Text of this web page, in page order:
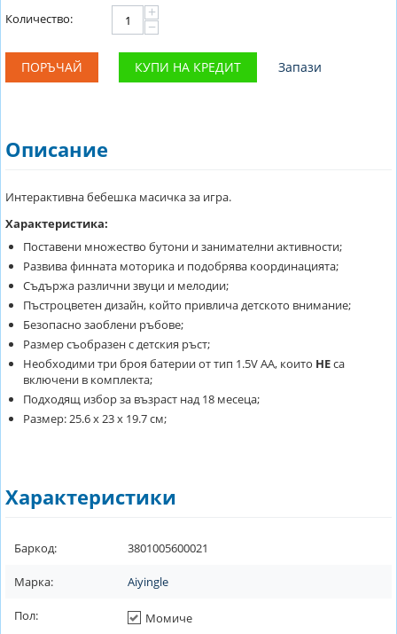
Количество:
+
−
ПОРЪЧАЙ КУПИ НА КРЕДИТ Запази
Описание
Интерактивна бебешка масичка за игра.
Характеристика:
Поставени множество бутони и занимателни активности;
Развива финната моторика и подобрява координацията;
Съдържа различни звуци и мелодии;
Пъстроцветен дизайн, който привлича детското внимание;
Безопасно заоблени ръбове;
Размер съобразен с детския ръст;
Необходими три броя батерии от тип 1.5V AA, които НЕса
включени в комплекта;
Подходящ избор за възраст над 18 месеца;
Размер: 25.6 х 23 х 19.7 см;
Характеристики
Баркод: 3801005600021
Марка: Aiyingle
Пол:
Момиче